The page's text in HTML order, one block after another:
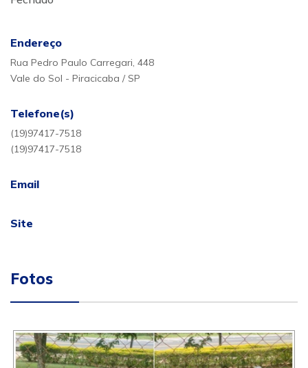
Endereço
Rua Pedro Paulo Carregari, 448
Vale do Sol - Piracicaba / SP
Telefone(s)
(19)97417-7518
(19)97417-7518
Email
Site
Fotos